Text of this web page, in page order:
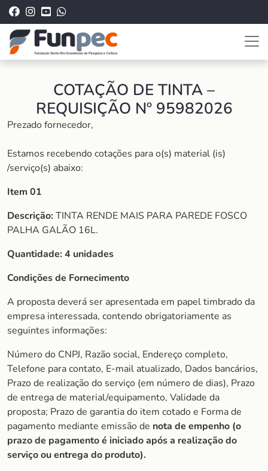
COTAÇÃO DE TINTA –
REQUISIÇÃO Nº 95982026
Prezado fornecedor,
Estamos recebendo cotações para o(s) material (is)
/serviço(s) abaixo:
Item 01
Descrição:TINTA RENDE MAIS PARA PAREDE FOSCO
PALHA GALÃO 16L.
Quantidade:4 unidades
Condições de Fornecimento
A proposta deverá ser apresentada em papel timbrado da
empresa interessada, contendo obrigatoriamente as
seguintes informações:
Número do CNPJ, Razão social, Endereço completo,
Telefone para contato, E-mail atualizado, Dados bancários,
Prazo de realização do serviço (em número de dias), Prazo
de entrega de material/equipamento, Validade da
proposta; Prazo de garantia do item cotado e Forma de
pagamento mediante emissão de nota de empenho (o
prazo de pagamento é iniciado após a realização do
serviço ou entrega do produto).